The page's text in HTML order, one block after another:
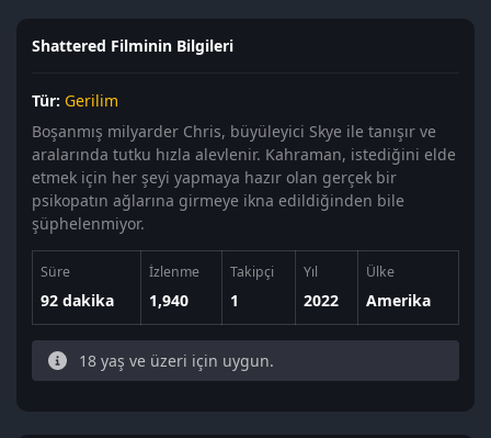
Shattered Filminin Bilgileri
Tür: Gerilim
Boşanmış milyarder Chris, büyüleyici Skye ile tanışır ve
aralarında tutku hızla alevlenir. Kahraman, istediğini elde
etmek için her şeyi yapmaya hazır olan gerçek bir
psikopatın ağlarına girmeye ikna edildiğinden bile
şüphelenmiyor.
Süre
92 dakika
İzlenme
1,940
Takipçi
1
Yıl
2022
Ülke
Amerika
18 yaş ve üzeri için uygun.